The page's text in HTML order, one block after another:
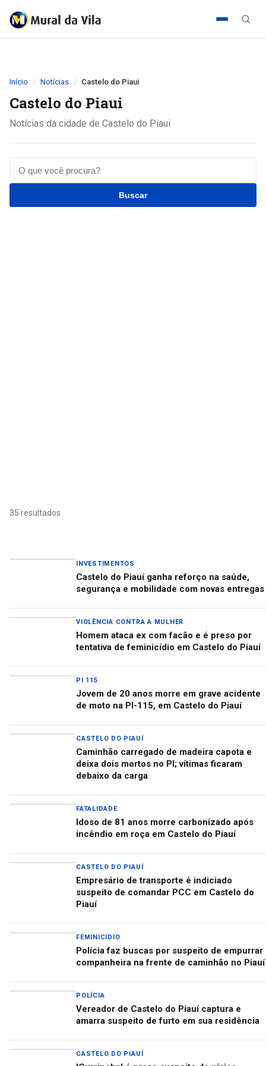
Início Notícias Castelo do Piaui
Castelo do Piaui
Notícias da cidade de Castelo do Piaui
Buscar
35 resultados
INVESTIMENTOS
Castelo do Piauí ganha reforço na saúde,
segurança e mobilidade com novas entregas
VIOLÊNCIA CONTRA A MULHER
Homem ataca ex com facão e é preso por
tentativa de feminicídio em Castelo do Piauí
PI 115
Jovem de 20 anos morre em grave acidente
de moto na PI-115, em Castelo do Piauí
CASTELO DO PIAUÍ
Caminhão carregado de madeira capota e
deixa dois mortos no PI; vítimas ficaram
debaixo da carga
FATALIDADE
Idoso de 81 anos morre carbonizado após
incêndio em roça em Castelo do Piauí
CASTELO DO PIAUÍ
Empresário de transporte é indiciado
suspeito de comandar PCC em Castelo do
Piauí
FEMINICÍDIO
Polícia faz buscas por suspeito de empurrar
companheira na frente de caminhão no Piauí
POLÍCIA
Vereador de Castelo do Piauí captura e
amarra suspeito de furto em sua residência
CASTELO DO PIAUÍ